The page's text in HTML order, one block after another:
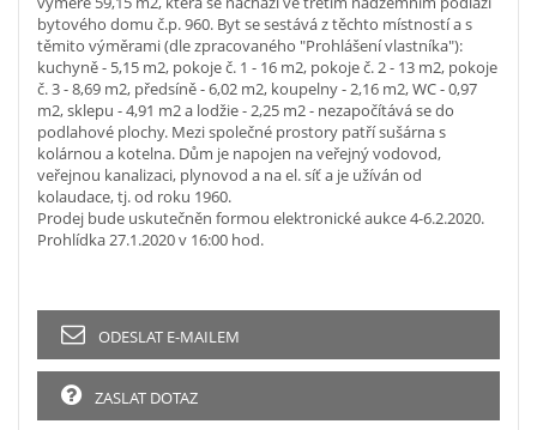
bytového domu č.p. 960. Byt se sestává z těchto místností a s
těmito výměrami (dle zpracovaného "Prohlášení vlastníka"):
kuchyně - 5,15 m2, pokoje č. 1 - 16 m2, pokoje č. 2 - 13 m2, pokoje
č. 3 - 8,69 m2, předsíně - 6,02 m2, koupelny - 2,16 m2, WC - 0,97
m2, sklepu - 4,91 m2 a lodžie - 2,25 m2 - nezapočítává se do
podlahové plochy. Mezi společné prostory patří sušárna s
kolárnou a kotelna. Dům je napojen na veřejný vodovod,
veřejnou kanalizaci, plynovod a na el. síť a je užíván od
kolaudace, tj. od roku 1960.
Prodej bude uskutečněn formou elektronické aukce 4-6.2.2020.
Prohlídka 27.1.2020 v 16:00 hod.
ODESLAT E-MAILEM
ZASLAT DOTAZ